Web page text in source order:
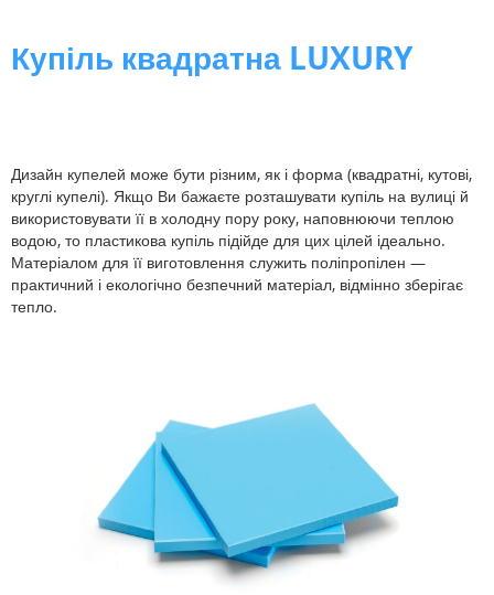
Купіль квадратна LUXURY
Дизайн купелей може бути різним, як і форма (квадратні, кутові,
круглі купелі). Якщо Ви бажаєте розташувати купіль на вулиці й
використовувати її в холодну пору року, наповнюючи теплою
водою, то пластикова купіль підійде для цих цілей ідеально.
Матеріалом для її виготовлення служить поліпропілен —
практичний і екологічно безпечний матеріал, відмінно зберігає
тепло.